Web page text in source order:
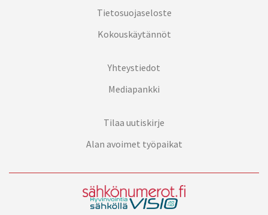
Tietosuojaseloste
Kokouskäytännöt
Yhteystiedot
Mediapankki
Tilaa uutiskirje
Alan avoimet työpaikat